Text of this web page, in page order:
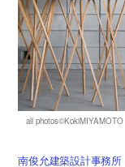
南俊允建築設計事務所